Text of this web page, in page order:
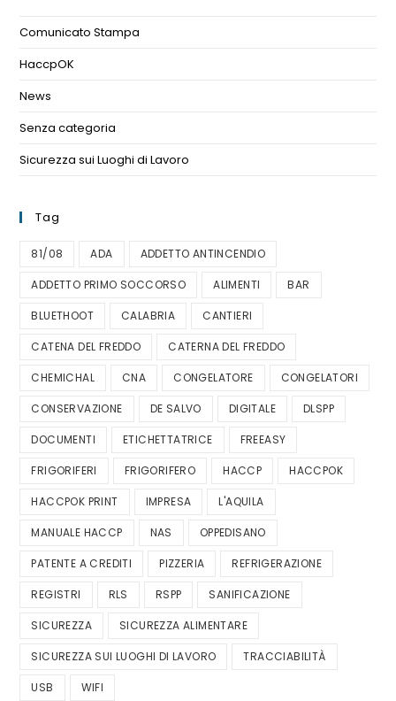
Comunicato Stampa
HaccpOK
News
Senza categoria
Sicurezza sui Luoghi di Lavoro
Tag
81/08 ADA ADDETTO ANTINCENDIO
ADDETTO PRIMO SOCCORSO ALIMENTI BAR
BLUETHOOT CALABRIA CANTIERI
CATENA DEL FREDDO CATERNA DEL FREDDO
CHEMICHAL CNA CONGELATORE CONGELATORI
CONSERVAZIONE DE SALVO DIGITALE DLSPP
DOCUMENTI ETICHETTATRICE FREEASY
FRIGORIFERI FRIGORIFERO HACCP HACCPOK
HACCPOK PRINT IMPRESA L'AQUILA
MANUALE HACCP NAS OPPEDISANO
PATENTE A CREDITI PIZZERIA REFRIGERAZIONE
REGISTRI RLS RSPP SANIFICAZIONE
SICUREZZA SICUREZZA ALIMENTARE
SICUREZZA SUI LUOGHI DI LAVORO TRACCIABILITÀ
USB WIFI